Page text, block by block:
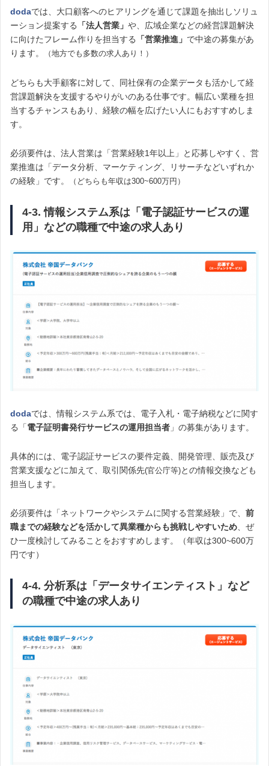
dodaでは、大口顧客へのヒアリングを通じて課題を抽出しソリュ
ーション提案する
「法人営業」 や、広域企業などの経営課題解決
に向けたフレーム作りを担当する
「営業推進」 で中途の募集があ
ります。
（地方でも多数の求人あり！）
どちらも大手顧客に対して、同社保有の企業データも活かして経
営課題解決を支援するやりがいのある仕事です。幅広い業種を担
当するチャンスもあり、経験の幅を広げたい人にもおすすめしま
す。
必須要件は、法人営業は「営業経験1年以上」と応募しやすく、営
業推進は「データ分析、マーケティング、リサーチなどいずれか
の経験」です。
（どちらも年収は300~600万円）
4-3. 情報システム系は「電子認証サービスの運
用」などの職種で中途の求人あり
dodaでは、情報システム系では、電子入札・電子納税などに関す
る「電子証明書発行サービスの運用担当者 」の募集があります。
具体的には、電子認証サービスの要件定義、開発管理、販売及び
営業支援などに加えて、取引関係先(官公庁等)との情報交換なども
担当します。
必須要件は「ネットワークやシステムに関する営業経験」で、 前
職までの経験などを活かして異業種からも挑戦しやすいため 、ぜ
ひ一度検討してみることをおすすめします。（年収は300~600万
円です）
4-4. 分析系は「データサイエンティスト」など
の職種で中途の求人あり